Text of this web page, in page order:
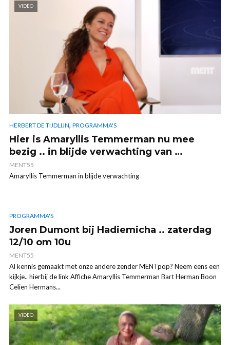
VIDEO
HERBERT DE TIJDLIJN, PROGRAMMA'S
Hier is Amaryllis Temmerman nu mee
bezig .. in blijde verwachting van …
MENT55
Amaryllis Temmerman in blijde verwachting
PROGRAMMA'S
Joren Dumont bij Hadiemicha .. zaterdag
12/10 om 10u
MENT55
Al kennis gemaakt met onze andere zender MENTpop? Neem eens een
kijkje.. hierbij de link Affiche Amaryllis Temmerman Bart Herman Boon
Celien Hermans...
VIDEO